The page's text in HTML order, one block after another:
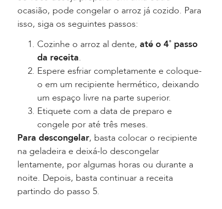
ocasião, pode congelar o arroz já cozido. Para
isso, siga os seguintes passos:
Cozinhe o arroz al dente, até o 4˚ passo
da receita.
Espere esfriar completamente e coloque-
o em um recipiente hermético, deixando
um espaço livre na parte superior.
Etiquete com a data de preparo e
congele por até três meses.
Para descongelar, basta colocar o recipiente
na geladeira e deixá-lo descongelar
lentamente, por algumas horas ou durante a
noite. Depois, basta continuar a receita
partindo do passo 5.